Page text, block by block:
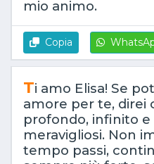
mio animo.
Copia
Ti amo Elisa! Se
amore per te, direi
profondo, infinito
meravigliosi. Non
tempo passi,